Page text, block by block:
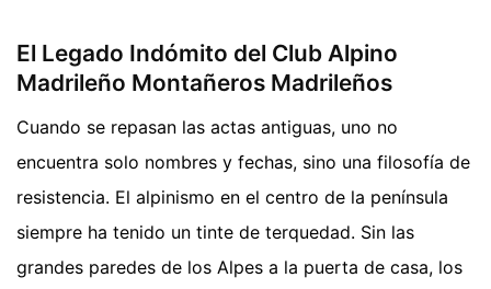
El Legado Indómito del Club Alpino
Madrileño Montañeros Madrileños
Cuando se repasan las actas antiguas, uno no
encuentra solo nombres y fechas, sino una filosofía de
resistencia. El alpinismo en el centro de la península
siempre ha tenido un tinte de terquedad. Sin las
grandes paredes de los Alpes a la puerta de casa, los